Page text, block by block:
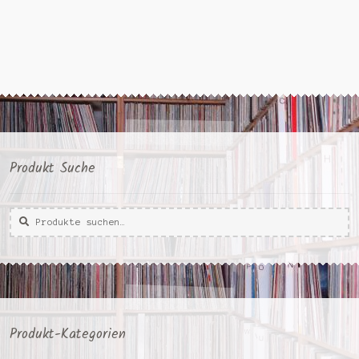
Produkt Suche
Suche
nach:
Suche
Produkt-Kategorien